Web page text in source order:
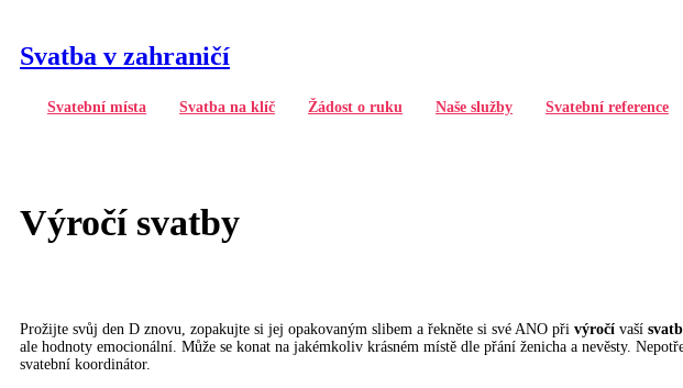
Svatba v zahraničí
Svatební místa Svatba na klíč Žádost o ruku Naše služby Svatební reference
Výročí svatby
Prožijte svůj den D znovu, zopakujte si jej opakovaným slibem a řekněte si své ANO při výročí vaší
ale hodnoty emocionální. Může se konat na jakémkoliv krásném místě dle přání ženicha a nevěsty.
svatební koordinátor.